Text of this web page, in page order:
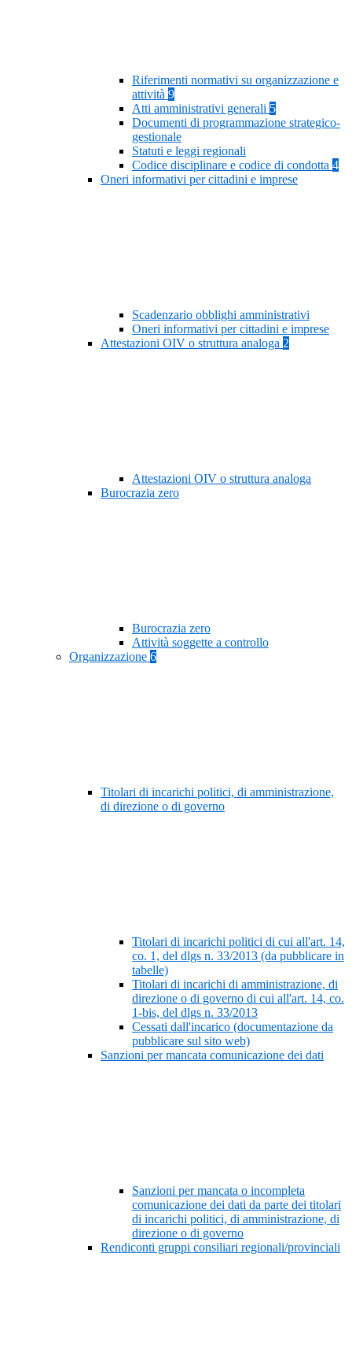
Riferimenti normativi su organizzazione e
attività 9
Atti amministrativi generali 5
Documenti di programmazione strategico-
gestionale
Statuti e leggi regionali
Codice disciplinare e codice di condotta 4
Oneri informativi per cittadini e imprese
Scadenzario obblighi amministrativi
Oneri informativi per cittadini e imprese
Attestazioni OIV o struttura analoga 2
Attestazioni OIV o struttura analoga
Burocrazia zero
Burocrazia zero
Attività soggette a controllo
Organizzazione 6
Titolari di incarichi politici, di amministrazione,
di direzione o di governo
Titolari di incarichi politici di cui all'art. 14,
co. 1, del dlgs n. 33/2013 (da pubblicare in
tabelle)
Titolari di incarichi di amministrazione, di
direzione o di governo di cui all'art. 14, co.
1-bis, del dlgs n. 33/2013
Cessati dall'incarico (documentazione da
pubblicare sul sito web)
Sanzioni per mancata comunicazione dei dati
Sanzioni per mancata o incompleta
comunicazione dei dati da parte dei titolari
di incarichi politici, di amministrazione, di
direzione o di governo
Rendiconti gruppi consiliari regionali/provinciali